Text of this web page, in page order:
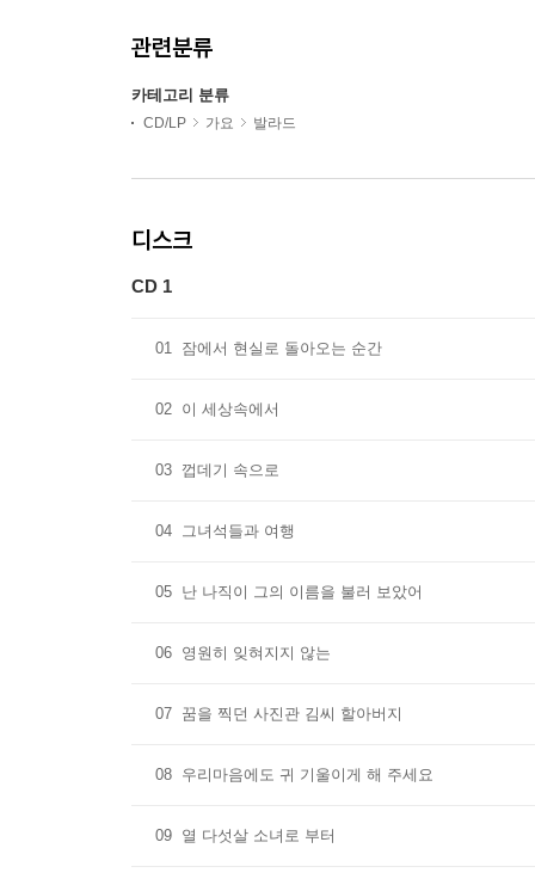
관련분류
카테고리 분류
CD/LP 가요 발라드
디스크
CD 1
01 잠에서 현실로 돌아오는 순간
02 이 세상속에서
03 껍데기 속으로
04 그녀석들과 여행
05 난 나직이 그의 이름을 불러 보았어
06 영원히 잊혀지지 않는
07 꿈을 찍던 사진관 김씨 할아버지
08 우리마음에도 귀 기울이게 해 주세요
09 열 다섯살 소녀로 부터